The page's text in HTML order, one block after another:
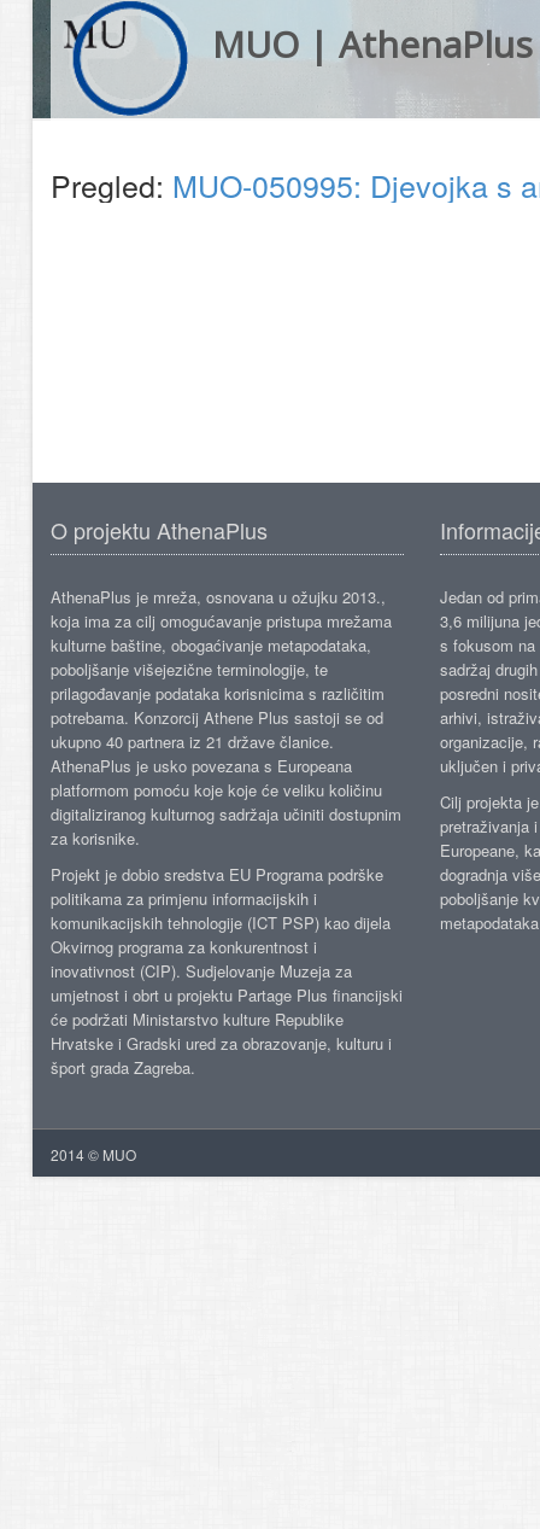
MUO | AthenaPlus
Pregled: MUO-050995: Djevojka s
O projektu AthenaPlus
AthenaPlus je mreža, osnovana u ožujku 2013.,
koja ima za cilj omogućavanje pristupa mrežama
kulturne baštine, obogaćivanje metapodataka,
poboljšanje višejezične terminologije, te
prilagođavanje podataka korisnicima s različitim
potrebama. Konzorcij Athene Plus sastoji se od
ukupno 40 partnera iz 21 države članice.
AthenaPlus je usko povezana s Europeana
platformom pomoću koje koje će veliku količinu
digitaliziranog kulturnog sadržaja učiniti dostupnim
za korisnike.
Projekt je dobio sredstva EU Programa podrške
politikama za primjenu informacijskih i
komunikacijskih tehnologije (ICT PSP) kao dijela
Okvirnog programa za konkurentnost i
inovativnost (CIP). Sudjelovanje Muzeja za
umjetnost i obrt u projektu Partage Plus financijski
će podržati Ministarstvo kulture Republike
Hrvatske i Gradski ured za obrazovanje, kulturu i
šport grada Zagreba.
Jedan od
3,6 milijuna
s fokusom
sadržaj
posredni
arhivi,
organizacije,
uključen i
Cilj projekta
pretraživanja
Europeane,
dogradnja
poboljšanje
2014 © MUO